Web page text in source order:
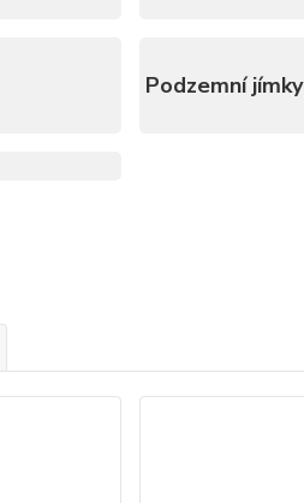
Podzemní jímky